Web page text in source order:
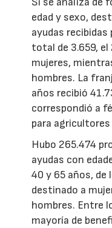
edad y sexo,
ayudas recibidas
total de 3.659,
mujeres,
hombres. La
años recibió
correspondió a
para
Hubo 265.474
ayudas con
40 y 65 años, de
destinado a
hombres. Entre
mayoría de